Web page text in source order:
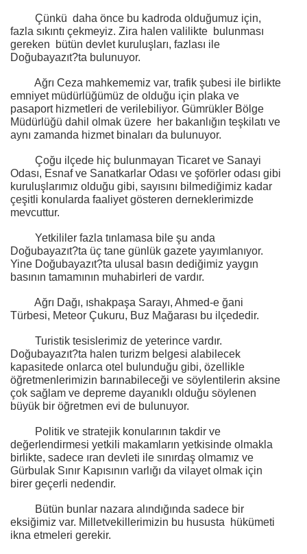
Çünkü daha önce bu kadroda olduğumuz için,
fazla sıkıntı çekmeyiz. Zira halen valilikte bulunması
gereken
bütün devlet kuruluşları, fazlası ile
Doğubayazıt?ta bulunuyor.
Ağrı Ceza mahkememiz var, trafik şubesi ile birlikte
emniyet müdürlüğümüz de olduğu için plaka ve
pasaport hizmetleri de verilebiliyor. Gümrükler Bölge
Müdürlüğü dahil olmak üzere her bakanlığın teşkilatı ve
aynı zamanda hizmet binaları da bulunuyor.
Çoğu ilçede hiç bulunmayan Ticaret ve Sanayi
Odası, Esnaf ve Sanatkarlar Odası ve şoförler odası gibi
kuruluşlarımız olduğu gibi, sayısını bilmediğimiz kadar
çeşitli konularda faaliyet gösteren derneklerimizde
mevcuttur.
Yetkililer fazla tınlamasa bile şu anda
Doğubayazıt?ta üç tane günlük gazete yayımlanıyor.
Yine Doğubayazıt?ta ulusal basın dediğimiz yaygın
basının tamamının muhabirleri de vardır.
Ağrı Dağı, ıshakpaşa Sarayı, Ahmed-e ğani
Türbesi, Meteor Çukuru, Buz Mağarası bu ilçededir.
Turistik tesislerimiz de yeterince vardır.
Doğubayazıt?ta halen turizm belgesi alabilecek
kapasitede onlarca otel bulunduğu gibi, özellikle
öğretmenlerimizin barınabileceği ve söylentilerin aksine
çok sağlam ve depreme dayanıklı olduğu söylenen
büyük bir öğretmen evi de bulunuyor.
Politik ve stratejik konularının takdir ve
değerlendirmesi yetkili makamların yetkisinde olmakla
birlikte, sadece ıran devleti ile sınırdaş olmamız ve
Gürbulak Sınır Kapısının varlığı da vilayet olmak için
birer geçerli nedendir.
Bütün bunlar nazara alındığında sadece bir
eksiğimiz var. Milletvekillerimizin bu hususta
hükümeti
ikna etmeleri gerekir.